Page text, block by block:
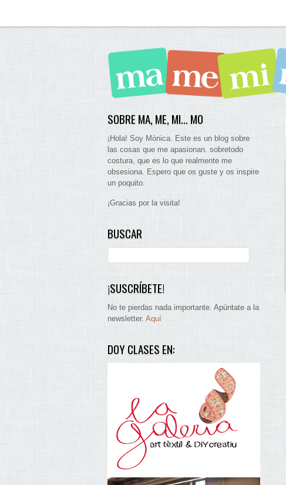
SOBRE MA, ME, MI… MO
¡Hola! Soy Mònica. Este es un blog sobre
las cosas que me apasionan. sobretodo
costura, que es lo que realmente me
obsesiona. Espero que os guste y os inspire
un poquito.
¡Gracias por la visita!
BUSCAR
¡SUSCRÍBETE!
No te pierdas nada importante. Apúntate a la
newsletter. Aquí
DOY CLASES EN: